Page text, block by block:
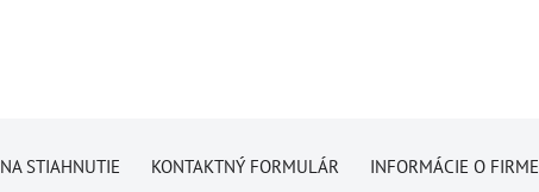
NA STIAHNUTIE KONTAKTNÝ FORMULÁR INFORMÁCIE O FIRME